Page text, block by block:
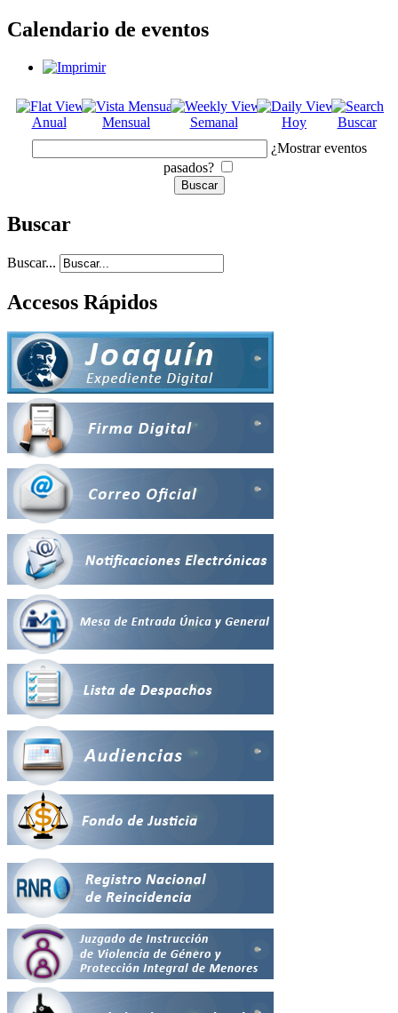
Calendario de eventos
Anual Mensual Semanal Hoy
Buscar
¿Mostrar eventos
pasados?
Buscar
Buscar...
Accesos Rápidos